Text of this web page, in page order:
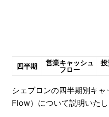
四半期
営業キャッシュ
フロー
投
シェブロンの四半期別キ
Flow）について説明いたし